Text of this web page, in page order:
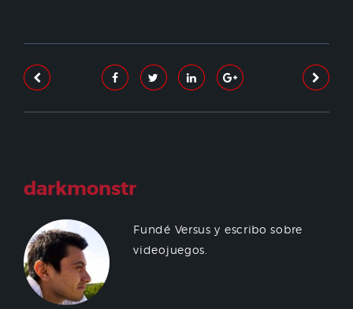
darkmonstr
Fundé Versus y escribo sobre
videojuegos.